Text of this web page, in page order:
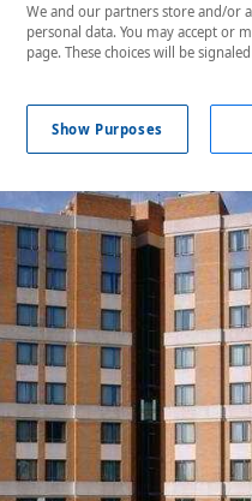
España
We and our partners store and/or
personal data. You may accept or
page. These choices will be
Show Purposes